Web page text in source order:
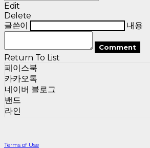
Edit
Delete
글쓴이
내용
Comment
Return To List
페이스북
카카오톡
네이버 블로그
밴드
라인
Terms of Use